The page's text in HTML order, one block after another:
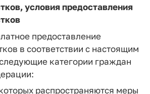
условия предоставления
предоставление
в соответствии с настоящим
категории граждан
распространяются меры